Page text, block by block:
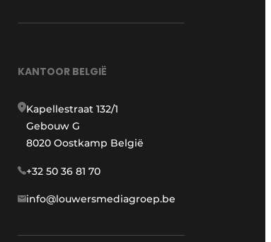
KANTOOR BELGIË
Kapellestraat 132/1
Gebouw G
8020 Oostkamp België
+32 50 36 81 70
info@louwersmediagroep.be